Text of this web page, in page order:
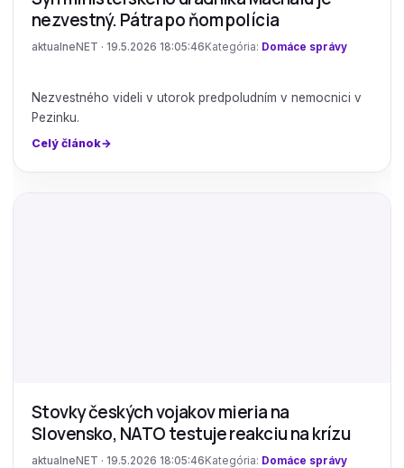
nezvestný. Pátra po ňom polícia
aktualneNET · 19.5.2026 18:05:46 Kategória: Domáce správy
Nezvestného videli v utorok predpoludním v nemocnici v
Pezinku.
Celý článok
Stovky českých vojakov mieria na
Slovensko, NATO testuje reakciu na krízu
aktualneNET · 19.5.2026 18:05:46 Kategória: Domáce správy